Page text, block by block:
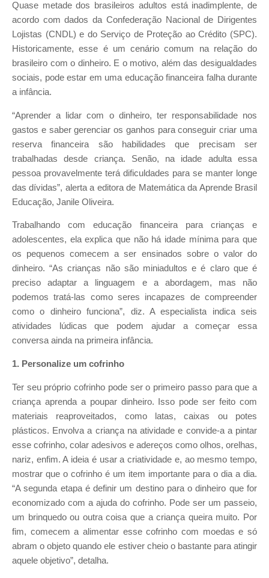
Quase metade dos brasileiros adultos está inadimplente, de
acordo com dados da Confederação Nacional de Dirigentes
Lojistas (CNDL) e do Serviço de Proteção ao Crédito (SPC).
Historicamente, esse é um cenário comum na relação do
brasileiro com o dinheiro. E o motivo, além das desigualdades
sociais, pode estar em uma educação financeira falha durante
a infância.
“Aprender a lidar com o dinheiro, ter responsabilidade nos
gastos e saber gerenciar os ganhos para conseguir criar uma
reserva financeira são habilidades que precisam ser
trabalhadas desde criança. Senão, na idade adulta essa
pessoa provavelmente terá dificuldades para se manter longe
das dívidas”, alerta a editora de Matemática da Aprende Brasil
Educação, Janile Oliveira.
Trabalhando com educação financeira para crianças e
adolescentes, ela explica que não há idade mínima para que
os pequenos comecem a ser ensinados sobre o valor do
dinheiro. “As crianças não são miniadultos e é claro que é
preciso adaptar a linguagem e a abordagem, mas não
podemos tratá-las como seres incapazes de compreender
como o dinheiro funciona”, diz. A especialista indica seis
atividades lúdicas que podem ajudar a começar essa
conversa ainda na primeira infância.
1. Personalize um cofrinho
Ter seu próprio cofrinho pode ser o primeiro passo para que a
criança aprenda a poupar dinheiro. Isso pode ser feito com
materiais reaproveitados, como latas, caixas ou potes
plásticos. Envolva a criança na atividade e convide-a a pintar
esse cofrinho, colar adesivos e adereços como olhos, orelhas,
nariz, enfim. A ideia é usar a criatividade e, ao mesmo tempo,
mostrar que o cofrinho é um item importante para o dia a dia.
“A segunda etapa é definir um destino para o dinheiro que for
economizado com a ajuda do cofrinho. Pode ser um passeio,
um brinquedo ou outra coisa que a criança queira muito. Por
fim, comecem a alimentar esse cofrinho com moedas e só
abram o objeto quando ele estiver cheio o bastante para atingir
aquele objetivo”, detalha.